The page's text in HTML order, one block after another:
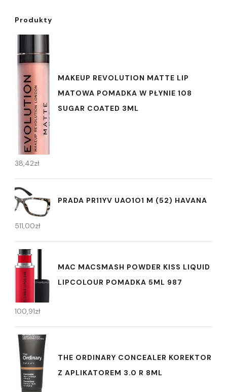
Produkty
MAKEUP REVOLUTION MATTE LIP
MATOWA POMADKA W PŁYNIE 108
SUGAR COATED 3ML
38,42zł
PRADA PR11YV UAO1O1 M (52) HAVANA
511,00zł
MAC MACSMASH POWDER KISS LIQUID
LIPCOLOUR POMADKA 5ML 987
100,91zł
THE ORDINARY CONCEALER KOREKTOR
Z APLIKATOREM 3.0 R 8ML